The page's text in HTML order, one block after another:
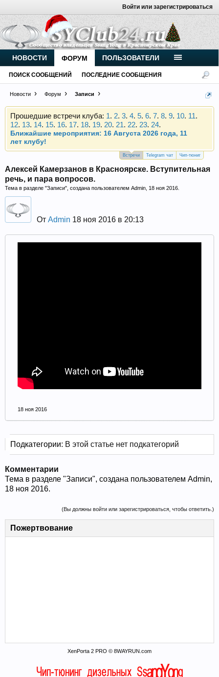
Войти или зарегистрироваться
Новости Форум Записи
Внимание, новые участники нашего клуба!
Основное общение происходит вTelegram-чате.
Присоединяйтесь.
Чип-тюнинг (прошивка) дизелей от
Vahmurka
Прошедшие встречи клуба: 1. 2. 3. 4. 5. 6. 7. 8. 9. 10. 11.
12. 13. 14. 15. 16. 17. 18. 19. 20. 21. 22. 23. 24.
Ближайшие мероприятия: 16 Августа 2026 года, 11
лет клубу!
Внимание, новые участники нашего клуба!
Основное общение происходит в
Telegram-чате
Присоединяйтесь.
Чип-тюнинг (прошивка) дизелей от
Прошедшие встречи клуба:1.2.3.4.5.6.7.8.9.10.11.
12.13.14.15.16.17.18.19.20.21.22.23.24.
Встречи Telegram чат Чип-тюниг
Алексей Камерзанов в Красноярске. Вступительная
речь, и пара вопросов.
Тема в разделе "Записи", создана пользователем Admin 18 ноя 2016
От Admin 18 ноя 2016 в 20:13
18 ноя 2016
Подкатегории: В этой статье нет подкатегорий
Комментарии
Тема в разделе "Записи", создана пользователем Admin,
18 ноя 2016.
(Вы должны войти или зарегистрироваться, чтобы ответить.)
Пожертвование
XenPorta 2 PRO © 8WAYRUN.com
НОВОСТИ ФОРУМ
ПОИСК СООБЩЕНИЙ ПОСЛЕДНИЕ СООБЩЕНИЯ
ПОЛЬЗОВАТЕЛИ